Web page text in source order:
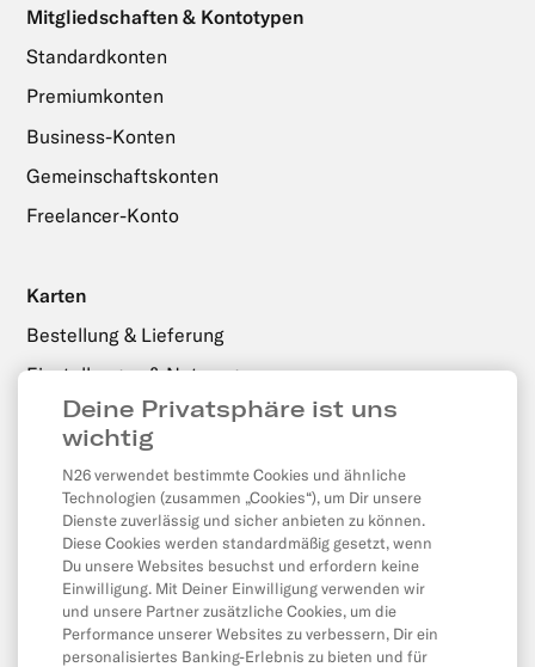
Mitgliedschaften & Kontotypen
Standardkonten
Premiumkonten
Business-Konten
Gemeinschaftskonten
Freelancer-Konto
Karten
Bestellung & Lieferung
Einstellungen & Nutzung
Zahlungen, Überweisungen & Abhebungen
Abhebungen
Überweisungen
Lastschriften & Daueraufträge
Karte & Online-Zahlungen
Kontostand & Limits
Deine Privatsphäre ist uns
wichtig
N26 verwendet bestimmte Cookies und ähnliche
Technologien (zusammen „Cookies“), um Dir unsere
Dienste zuverlässig und sicher anbieten zu können.
Diese Cookies werden standardmäßig gesetzt, wenn
Du unsere Websites besuchst und erfordern keine
Einwilligung. Mit Deiner Einwilligung verwenden wir
und unsere Partner zusätzliche Cookies, um die
Performance unserer Websites zu verbessern, Dir ein
personalisiertes Banking-Erlebnis zu bieten und für